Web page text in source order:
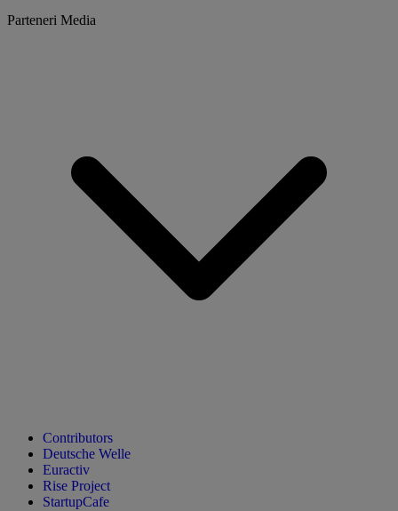
Parteneri Media
Contributors
Deutsche Welle
Euractiv
Rise Project
StartupCafe